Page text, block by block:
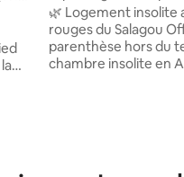
🌿 Logement
rouges du Salagou Offrez-vous une
parenthèse hors du
chambre insolite en